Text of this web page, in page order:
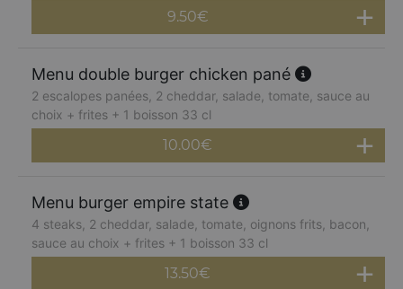
9.50€
Menu double burger chicken pané
2 escalopes panées, 2 cheddar, salade, tomate, sauce au
choix + frites + 1 boisson 33 cl
10.00€
Menu burger empire state
4 steaks, 2 cheddar, salade, tomate, oignons frits, bacon,
sauce au choix + frites + 1 boisson 33 cl
13.50€